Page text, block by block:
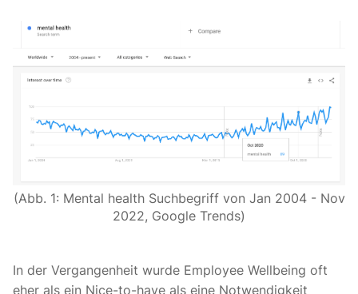
(Abb. 1: Mental health Suchbegriff von Jan 2004 - Nov
2022, Google Trends)
In der Vergangenheit wurde Employee Wellbeing oft
eher als ein Nice-to-have als eine Notwendigkeit